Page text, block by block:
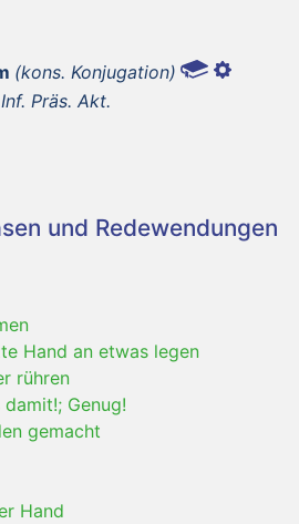
(kons. Konjugation)
Präs. Akt.
und Redewendungen
Hand an etwas legen
rühren
damit!; Genug!
gemacht
Hand